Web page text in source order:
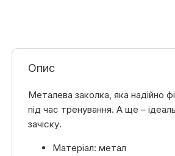
Опис
Металева заколка, яка надійно
під час тренування. А ще –
зачіску.
Матеріал: метал